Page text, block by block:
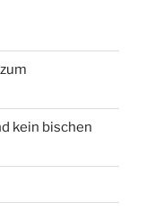
kein bischen